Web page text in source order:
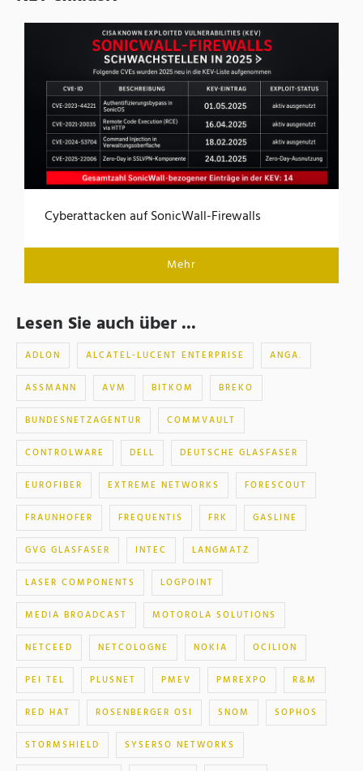
Cyberattacken auf SonicWall-Firewalls
Mehr
Lesen Sie auch über ...
ADLON ALCATEL-LUCENT ENTERPRISE ANGA.
ASSMANN AVM BITKOM BREKO
BUNDESNETZAGENTUR COMMVAULT
CONTROLWARE DELL DEUTSCHE GLASFASER
EUROFIBER EXTREME NETWORKS FORESCOUT
FRAUNHOFER FREQUENTIS FRK GASLINE
GVG GLASFASER INTEC LANGMATZ
LASER COMPONENTS LOGPOINT
MEDIA BROADCAST MOTOROLA SOLUTIONS
NETCEED NETCOLOGNE NOKIA OCILION
PEI TEL PLUSNET PMEV PMREXPO R&M
RED HAT ROSENBERGER OSI SNOM SOPHOS
STORMSHIELD SYSERSO NETWORKS